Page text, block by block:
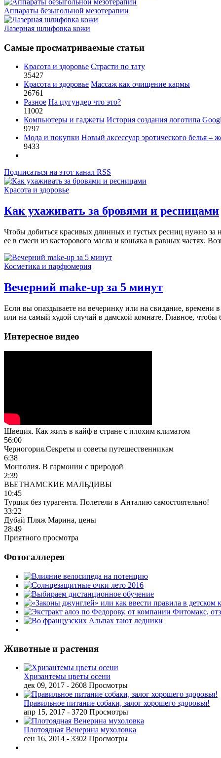
Аппараты безыгольной мезотерапии
Лазерная шлифовка кожи
Самые просматриваемые статьи
Красота и здоровье Страсти по тату
35427
Красота и здоровье Массаж как очищение кармы
26761
Разное На цугундер что это?
11002
Компьютеры и гаджеты История создания логотипа
9797
Мода и покупки Новый аксессуар эротического белья –
9433
Подписаться на этот канал RSS
Красота и здоровье
Как ухаживать за бровями и ресницами
Чтобы добиться красивых длинных и густых ресниц нужно за
ее в смеси из касторового масла и коньяка в равных частях.
Косметика и парфюмерия
Вечерний make-up за 5 минут
Если вы опаздываете на вечеринку или на свидание, времени
или на самый худой случай в дамской комнате. Главное,
Интересное видео
Швеция. Как жить в кайф в стране с плохим климатом
56:00
Черногория.Секреты и советы путешественникам
6:38
Монголия. В гармонии с природой
2:39
ВЬЕТНАМСКИЕ МАЛЬДИВЫ
10:45
Турция без турагента. Полетели в Анталию самостоятельно!
33:22
Дубай Пляж Марина, цены
28:49
Приятного просмотра
Фотогаллерея
Животные и растения
Хризантемы цветы осени
дек 09, 2017 - 2608 Просмотры
Правильное питание собаки, залог хорошего здоровья!
апр 15, 2017 - 3720 Просмотры
Плотоядная Венерина мухоловка
сен 16, 2014 - 3302 Просмотры